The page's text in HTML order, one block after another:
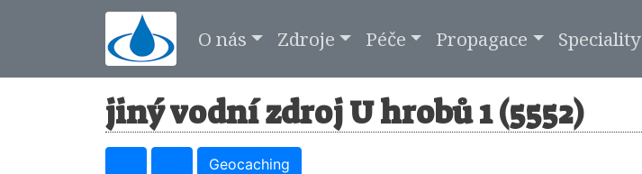
O nás Zdroje Péče Propagace Speciality
jiný vodní zdroj U hrobů 1 (5552)
Geocaching